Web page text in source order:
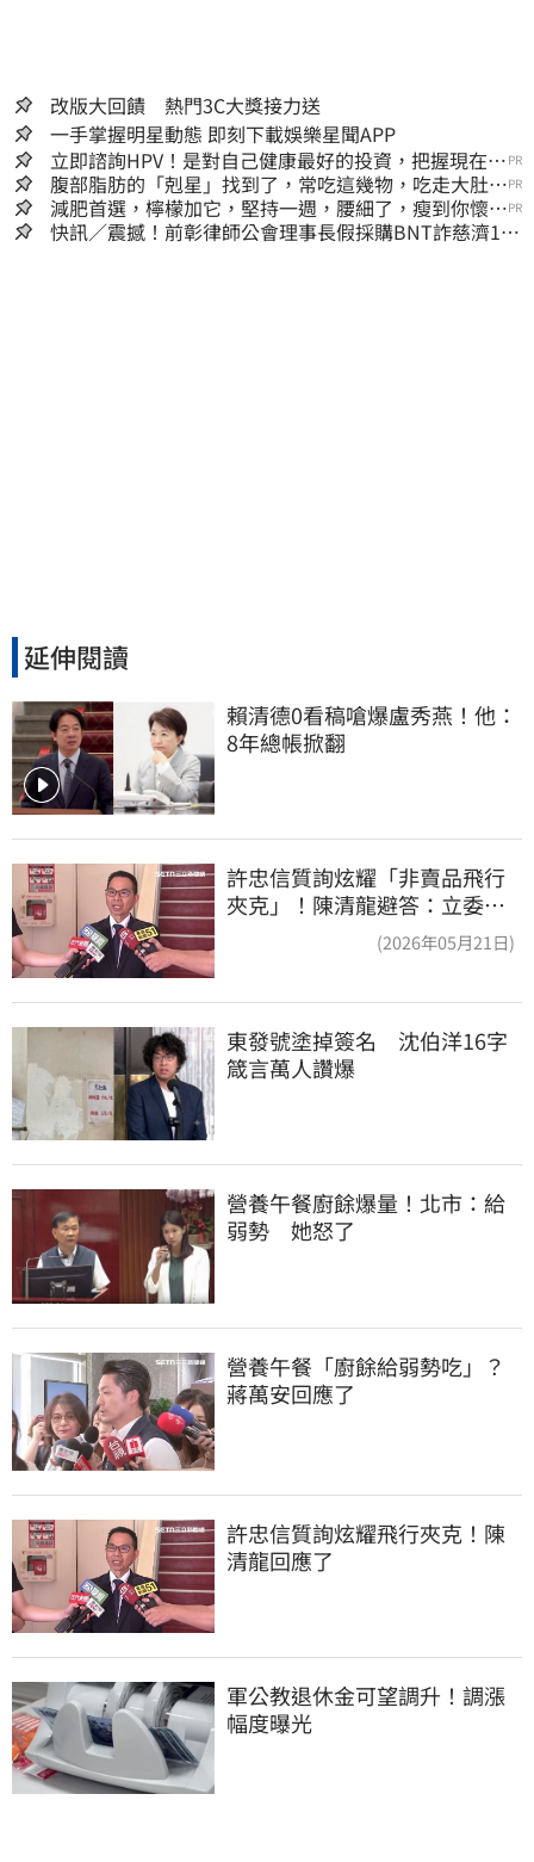
改版大回饋 熱門3C大獎接力送
一手掌握明星動態 即刻下載娛樂星聞APP
立即諮詢HPV！是對自己健康最好的投資，把握現在不
嫌晚！
PR
腹部脂肪的「剋星」找到了，常吃這幾物，吃走大肚
囊，瘦出小蠻腰
PR
減肥首選，檸檬加它，堅持一週，腰細了，瘦到你懷疑
人生
PR
快訊／震撼！前彰律師公會理事長假採購BNT詐慈濟10
延伸閱讀
賴清德0看稿嗆爆盧秀燕！他：
8年總帳掀翻
許忠信質詢炫耀「非賣品飛行
夾克」！陳清龍避答：立委質
(2026年05月21日)
東發號塗掉簽名　沈伯洋16字
箴言萬人讚爆
營養午餐廚餘爆量！北市：給
弱勢　她怒了
營養午餐「廚餘給弱勢吃」？
蔣萬安回應了
許忠信質詢炫耀飛行夾克！陳
清龍回應了
軍公教退休金可望調升！調漲
幅度曝光